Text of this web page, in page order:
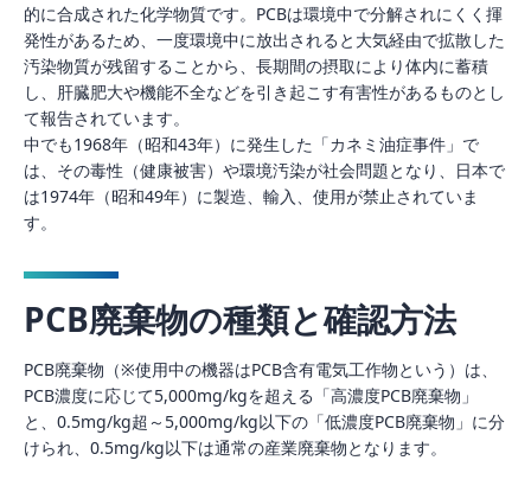
的に合成された化学物質です。PCBは環境中で分解されにくく揮
発性があるため、一度環境中に放出されると大気経由で拡散した
汚染物質が残留することから、長期間の摂取により体内に蓄積
し、肝臓肥大や機能不全などを引き起こす有害性があるものとし
て報告されています。
中でも1968年（昭和43年）に発生した「カネミ油症事件」で
は、その毒性（健康被害）や環境汚染が社会問題となり、日本で
は1974年（昭和49年）に製造、輸入、使用が禁止されていま
す。
PCB廃棄物の種類と確認方法
PCB廃棄物（※使用中の機器はPCB含有電気工作物という）は、
PCB濃度に応じて5,000mg/kgを超える「高濃度PCB廃棄物」
と、0.5mg/kg超～5,000mg/kg以下の「低濃度PCB廃棄物」に分
けられ、0.5mg/kg以下は通常の産業廃棄物となります。